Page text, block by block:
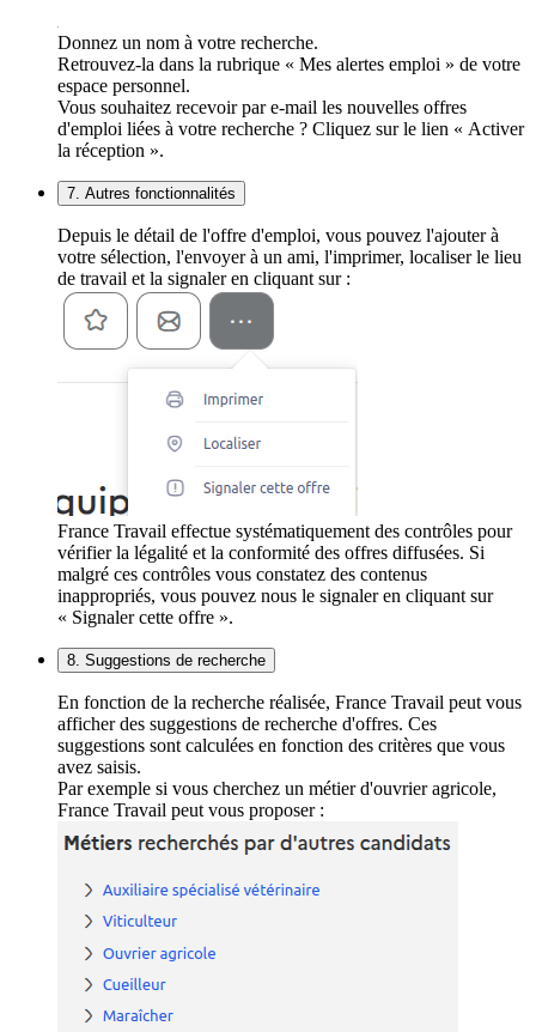
Donnez un nom à votre recherche.
Retrouvez-la dans la rubrique « Mes alertes emploi » de votre
espace personnel.
Vous souhaitez recevoir par e-mail les nouvelles offres
d'emploi liées à votre recherche ? Cliquez sur le lien « Activer
la réception ».
7. Autres fonctionnalités
Depuis le détail de l'offre d'emploi, vous pouvez l'ajouter à
votre sélection, l'envoyer à un ami, l'imprimer, localiser le lieu
de travail et la signaler en cliquant sur :
France Travail effectue systématiquement des contrôles pour
vérifier la légalité et la conformité des offres diffusées. Si
malgré ces contrôles vous constatez des contenus
inappropriés, vous pouvez nous le signaler en cliquant sur
« Signaler cette offre ».
8. Suggestions de recherche
En fonction de la recherche réalisée, France Travail peut vous
afficher des suggestions de recherche d'offres. Ces
suggestions sont calculées en fonction des critères que vous
avez saisis.
Par exemple si vous cherchez un métier d'ouvrier agricole,
France Travail peut vous proposer :